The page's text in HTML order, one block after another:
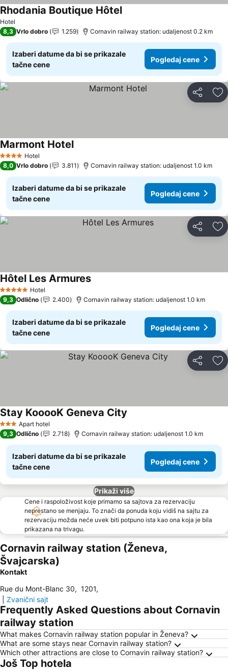
Hotel
Rhodania Boutique Hôtel
8,3 Vrlo dobro 1.259 Cornavin railway station: udaljenost 0.2 km
Izaberi datume da bi se prikazale
tačne cene
Pogledaj cene
Deli
4 ZvezdiceHotel
Marmont Hotel
8,0 Vrlo dobro 3.811 Cornavin railway station: udaljenost 1.0 km
Izaberi datume da bi se prikazale
tačne cene
Pogledaj cene
Deli
5 ZvezdiceHotel
Hôtel Les Armures
9,3 Odlično 2.400 Cornavin railway station: udaljenost 1.0 km
Izaberi datume da bi se prikazale
tačne cene
Pogledaj cene
Deli
3 ZvezdiceApart hotel
Stay KooooK Geneva City
9,3 Odlično 2.718 Cornavin railway station: udaljenost 1.0 km
Izaberi datume da bi se prikazale
tačne cene
Pogledaj cene
Prikaži više
Cene i raspoloživost koje primamo sa sajtova za rezervaciju
neprestano se menjaju. To znači da ponuda koju vidiš na sajtu za
rezervaciju možda neće uvek biti potpuno ista kao ona koja je bila
prikazana na trivagu.
Cornavin railway station (Ženeva,
Švajcarska)
Kontakt
Rue du Mont-Blanc 30, 1201,
Zvanični sajt
Frequently Asked Questions about Cornavin
railway station
What makes Cornavin railway station popular in Ženeva?
What are some stays near Cornavin railway station?
Which other attractions are close to Cornavin railway station?
Još Top hotela